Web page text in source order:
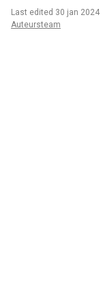
Last edited 30 jan 2024
Auteursteam